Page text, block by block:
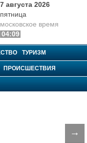
7 августа 2026
пятница
московское время
04:09
ТУРИЗМ
ПРОИСШЕСТВИЯ
→